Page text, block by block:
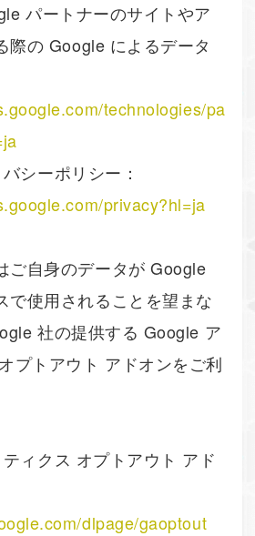
パートナーのサイトやア
際の Google によるデータ
technologies/pa
シーポリシー：
privacy?hl=ja
ご自身のデータが Google
で使用されることを望まな
社の提供する Google ア
プトアウト アドオンをご利
ィクス オプトアウト アド
dlpage/gaoptout